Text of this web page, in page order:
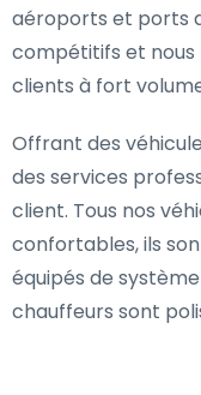
aéroports et ports
compétitifs et nous
clients à fort
Offrant des
des services
client. Tous nos
confortables, ils
équipés de
chauffeurs sont